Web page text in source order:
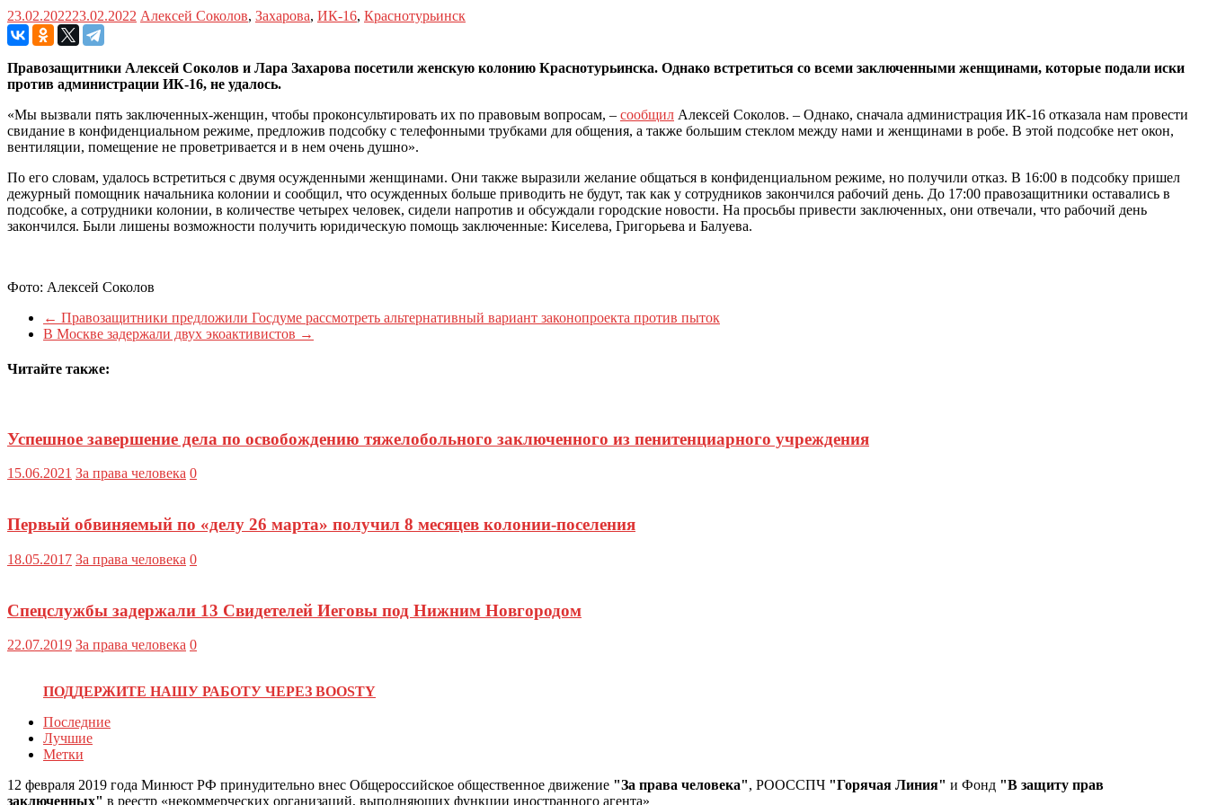
23.02.202223.02.2022 Алексей Соколов, Захарова, ИК-16, Краснотурьинск
Правозащитники Алексей Соколов и Лара Захарова посетили женскую колонию Краснотурьинска. Однако встретиться со всеми заключенными женщинами, которые подали иски
против администрации ИК-16, не удалось.
«Мы вызвали пять заключенных-женщин, чтобы проконсультировать их по правовым вопросам, – сообщил Алексей Соколов. – Однако, сначала администрация ИК-16 отказала нам провести
свидание в конфиденциальном режиме, предложив подсобку с телефонными трубками для общения, а также большим стеклом между нами и женщинами в робе. В этой подсобке нет окон,
вентиляции, помещение не проветривается и в нем очень душно».
По его словам, удалось встретиться с двумя осужденными женщинами. Они также выразили желание общаться в конфиденциальном режиме, но получили отказ. В 16:00 в подсобку пришел
дежурный помощник начальника колонии и сообщил, что осужденных больше приводить не будут, так как у сотрудников закончился рабочий день. До 17:00 правозащитники оставались в
подсобке, а сотрудники колонии, в количестве четырех человек, сидели напротив и обсуждали городские новости. На просьбы привести заключенных, они отвечали, что рабочий день
закончился. Были лишены возможности получить юридическую помощь заключенные: Киселева, Григорьева и Балуева.
Фото: Алексей Соколов
← Правозащитники предложили Госдуме рассмотреть альтернативный вариант законопроекта против пыток
В Москве задержали двух экоактивистов →
Читайте также:
Успешное завершение дела по освобождению тяжелобольного заключенного из пенитенциарного учреждения
15.06.2021 За права человека 0
Первый обвиняемый по «делу 26 марта» получил 8 месяцев колонии-поселения
18.05.2017 За права человека 0
Спецслужбы задержали 13 Свидетелей Иеговы под Нижним Новгородом
22.07.2019 За права человека 0
ПОДДЕРЖИТЕ НАШУ РАБОТУ ЧЕРЕЗ BOOSTY
Последние
Лучшие
Метки
12 февраля 2019 года Минюст РФ принудительно внес Общероссийское общественное движение "За права человека", РООССПЧ "Горячая Линия" и Фонд "В защиту прав
заключенных" в реестр «некоммерческих организаций, выполняющих функции иностранного агента»